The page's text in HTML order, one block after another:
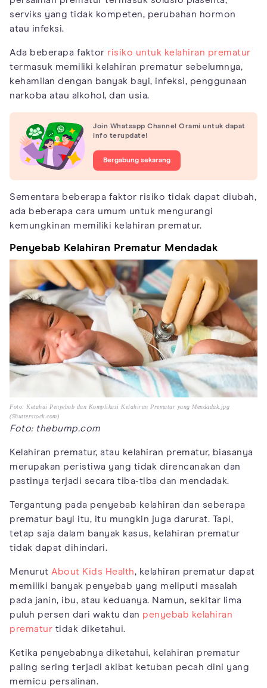
serviks yang tidak kompeten, perubahan hormon
atau infeksi.
Ada beberapa faktor risiko untuk kelahiran prematur
termasuk memiliki kelahiran prematur sebelumnya,
kehamilan dengan banyak bayi, infeksi, penggunaan
narkoba atau alkohol, dan usia.
Join Whatsapp Channel Orami untuk dapat
info terupdate!
Bergabung sekarang
Sementara beberapa faktor risiko tidak dapat diubah,
ada beberapa cara umum untuk mengurangi
kemungkinan memiliki kelahiran prematur.
Penyebab Kelahiran Prematur Mendadak
Foto: Ketahui Penyebab dan Komplikasi Kelahiran Prematur yang Mendadak.jpg
(Shutterstock.com)
Foto: thebump.com
Kelahiran prematur, atau kelahiran prematur, biasanya
merupakan peristiwa yang tidak direncanakan dan
pastinya terjadi secara tiba-tiba dan mendadak.
Tergantung pada penyebab kelahiran dan seberapa
prematur bayi itu, itu mungkin juga darurat. Tapi,
tetap saja dalam banyak kasus, kelahiran prematur
tidak dapat dihindari.
Menurut About Kids Health, kelahiran prematur dapat
memiliki banyak penyebab yang meliputi masalah
pada janin, ibu, atau keduanya. Namun, sekitar lima
puluh persen dari waktu dan penyebab kelahiran
prematur tidak diketahui.
Ketika penyebabnya diketahui, kelahiran prematur
paling sering terjadi akibat ketuban pecah dini yang
memicu persalinan.